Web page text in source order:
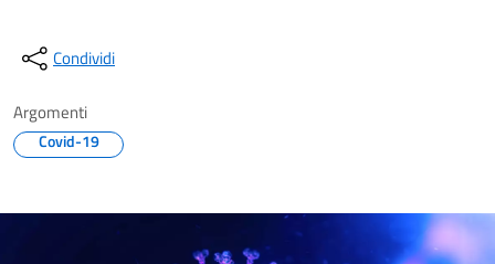
Condividi
Argomenti
Covid-19